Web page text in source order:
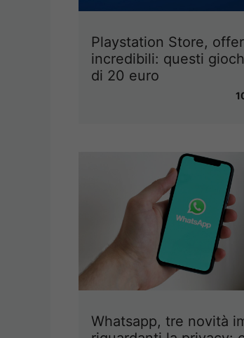
Playstation Store,
incredibili: questi
di 20 euro
Whatsapp, tre novità